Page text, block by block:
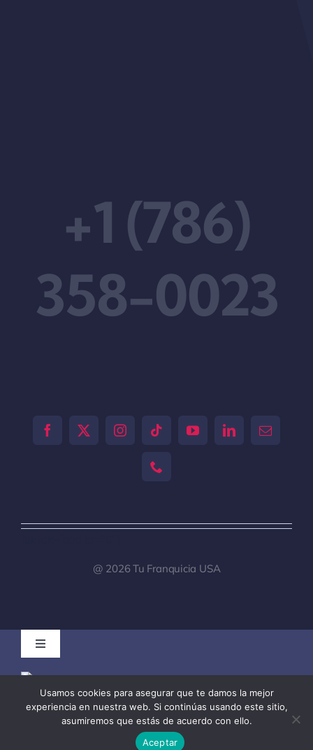
+1 (786)
358-0023
@ 2026 Tu Franquicia USA
Toggle
Registro de clientes para Brokers
Usamos cookies para asegurar que te damos la mejor
experiencia en nuestra web. Si continúas usando este sitio,
asumiremos que estás de acuerdo con ello.
Aceptar